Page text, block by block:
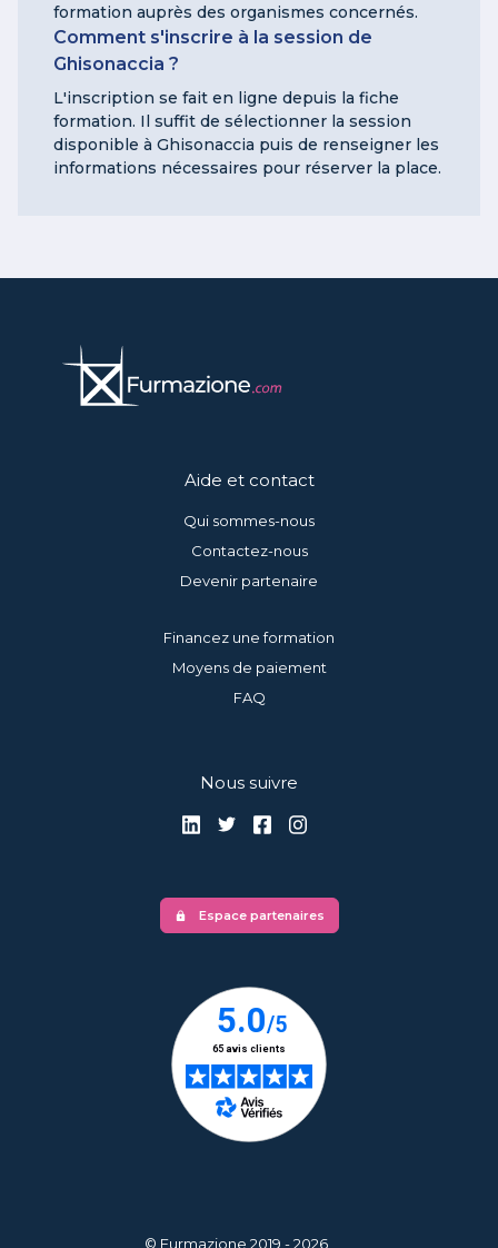
formation auprès des organismes concernés.
Comment s'inscrire à la session de
Ghisonaccia ?
L'inscription se fait en ligne depuis la fiche
formation. Il suffit de sélectionner la session
disponible à Ghisonaccia puis de renseigner les
informations nécessaires pour réserver la place.
Aide et contact
Qui sommes-nous
Contactez-nous
Devenir partenaire
Financez une formation
Moyens de paiement
FAQ
Nous suivre
lock Espace partenaires
© Furmazione 2019 - 2026